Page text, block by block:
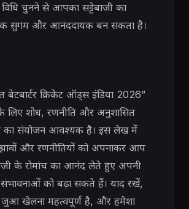
चुनने से आपका सट्टेबाजी का
सुगम और आनंददायक बन सकता है।
बेटबार्टर क्रिकेट ऑड्स इंडिया 2026”
शोध, रणनीति और अनुशासित
का संयोजन आवश्यक है। इस लेख में
और रणनीतियों को अपनाकर आप
के रोमांच का आनंद लेते हुए अपनी
को बढ़ा सकते हैं। याद रखें,
जुआ खेलना महत्वपूर्ण है, और हमेशा